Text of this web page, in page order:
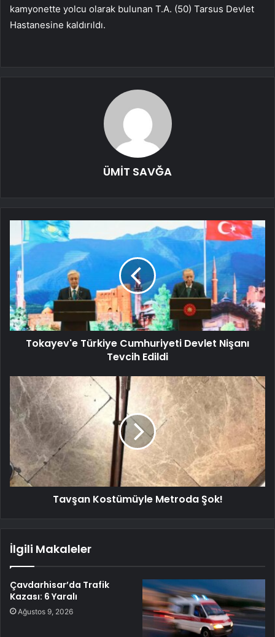
kamyonette yolcu olarak bulunan T.A. (50) Tarsus Devlet
Hastanesine kaldırıldı.
ÜMİT SAVĞA
Tokayev'e Türkiye Cumhuriyeti Devlet Nişanı
Tevcih Edildi
Tavşan Kostümüyle Metroda Şok!
İlgili Makaleler
Çavdarhisar’da Trafik
Kazası: 6 Yaralı
Ağustos 9, 2026